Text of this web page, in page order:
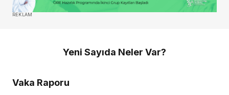
REKLAM
Yeni Sayıda Neler Var?
Vaka Raporu